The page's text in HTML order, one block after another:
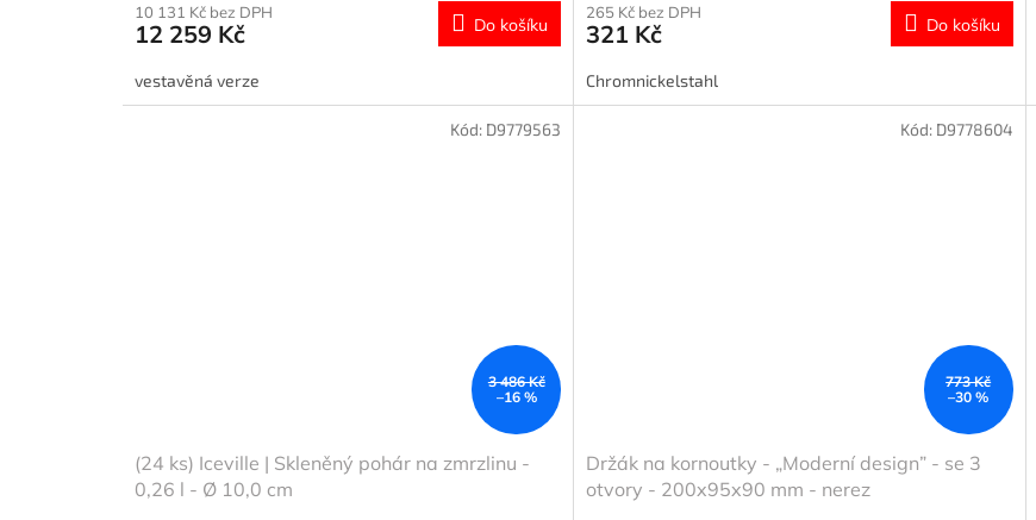
10 131 Kč bez DPH
12 259 Kč Do košíku
vestavěná verze
265 Kč bez DPH
321 Kč Do košíku
Chromnickelstahl
3 486 Kč
–16 %
(24 ks) Iceville | Skleněný pohár na zmrzlinu -
0,26 l - Ø 10,0 cm
Kód: D9779563
773 Kč
–30 %
Držák na kornoutky - „Moderní design” - se 3
otvory - 200x95x90 mm - nerez
Kód: D9778604